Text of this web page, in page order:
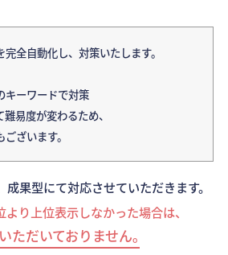
全自動化し、対策いたします。
キーワードで対策
易度が変わるため、
ざいます。
果型にて対応させていただきます。
り上位表示しなかった場合は、
ただいておりません｡